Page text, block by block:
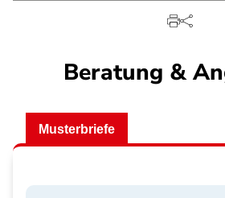
Beratung &
Musterbriefe